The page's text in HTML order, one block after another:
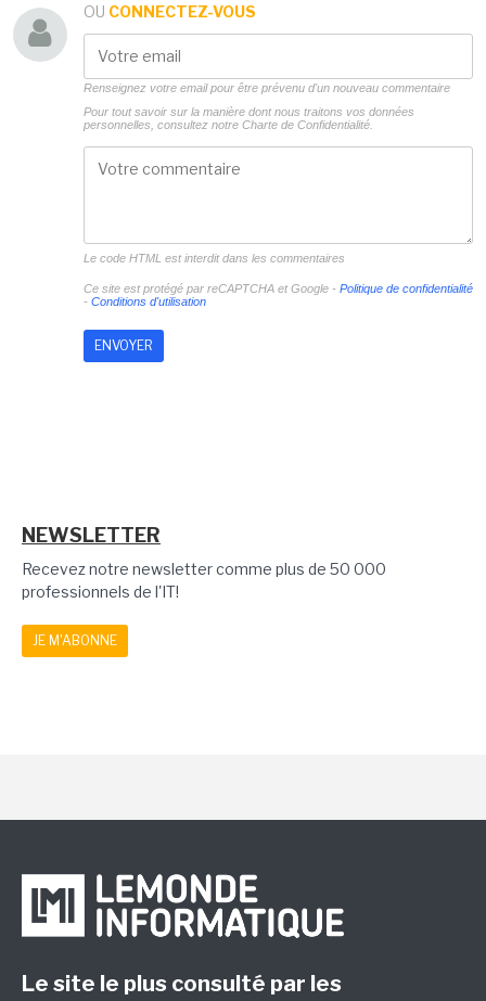
OU CONNECTEZ-VOUS
Renseignez votre email pour être prévenu d'un nouveau commentaire
Pour tout savoir sur la manière dont nous traitons vos données
personnelles, consultez notre Charte de Confidentialité.
Le code HTML est interdit dans les commentaires
Ce site est protégé par reCAPTCHA et Google - Politique de confidentialité
- Conditions d'utilisation
NEWSLETTER
Recevez notre newsletter comme plus de 50 000
professionnels de l'IT!
JE M'ABONNE
Le site le plus consulté par les